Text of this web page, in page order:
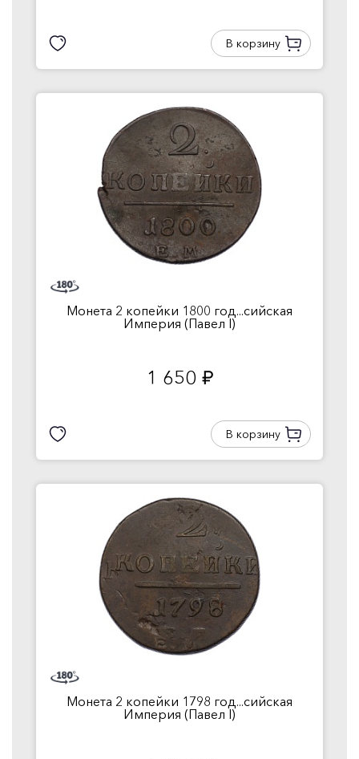
В корзину
Монета 2 копейки 1800 год...сийская
Империя (Павел I)
1 650 руб.
В корзину
Монета 2 копейки 1798 год...сийская
Империя (Павел I)